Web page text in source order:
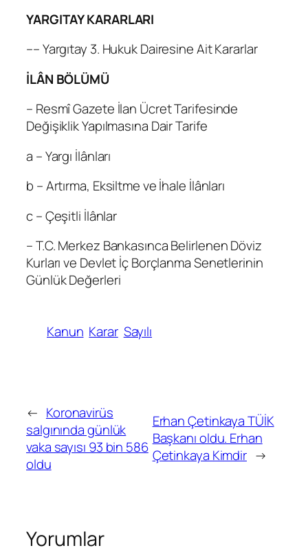
YARGITAY KARARLARI
–– Yargıtay 3. Hukuk Dairesine Ait Kararlar
İLÂN BÖLÜMÜ
– Resmî Gazete İlan Ücret Tarifesinde
Değişiklik Yapılmasına Dair Tarife
a – Yargı İlânları
b – Artırma, Eksiltme ve İhale İlânları
c – Çeşitli İlânlar
– T.C. Merkez Bankasınca Belirlenen Döviz
Kurları ve Devlet İç Borçlanma Senetlerinin
Günlük Değerleri
Kanun Karar Sayılı
← Koronavirüs
salgınında günlük
vaka sayısı 93 bin 586
oldu
Erhan Çetinkaya TÜİK
Başkanı oldu. Erhan
Çetinkaya Kimdir →
Yorumlar